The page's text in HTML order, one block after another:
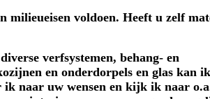
voldoen. Heeft u zelf
verfsystemen, behang- en
en onderdorpels en glas kan
ik naar uw wensen en kijk ik naar